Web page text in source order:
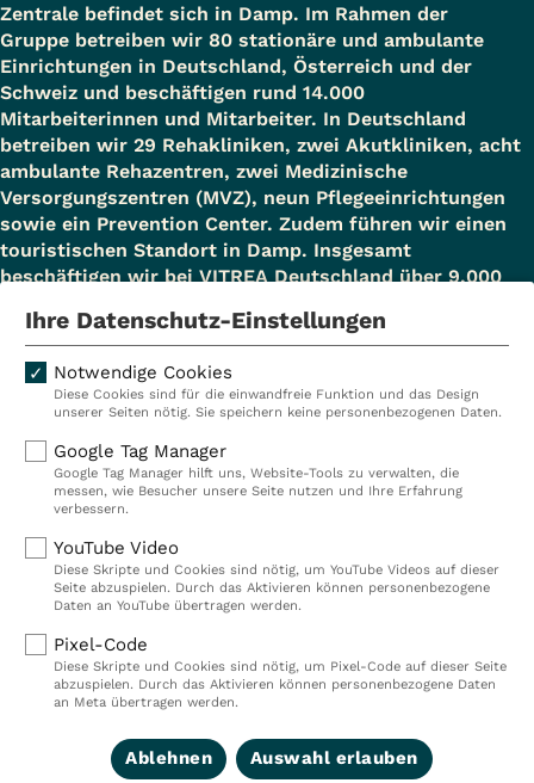
Zentrale befindet sich in Damp. Im Rahmen der
Gruppe betreiben wir 80 stationäre und ambulante
Einrichtungen in Deutschland, Österreich und der
Schweiz und beschäftigen rund 14.000
Mitarbeiterinnen und Mitarbeiter. In Deutschland
betreiben wir 29 Rehakliniken, zwei Akutkliniken, acht
ambulante Rehazentren, zwei Medizinische
Versorgungszentren (MVZ), neun Pflegeeinrichtungen
sowie ein Prevention Center. Zudem führen wir einen
touristischen Standort in Damp. Insgesamt
beschäftigen wir bei VITREA Deutschland über 9.000
Kliniken
Ambulant
Reha
Prävention
Karriere
VITREA Deutschland
IMPRESSUM
HINWEISGEBERSYSTEM
AUFSICHTSBEHÖRDEN
Ihre Datenschutz-Einstellungen
Notwendige Cookies
Diese Cookies sind für die einwandfreie Funktion und das Design
unserer Seiten nötig. Sie speichern keine personenbezogenen Daten.
Google Tag Manager
Google Tag Manager hilft uns, Website-Tools zu verwalten, die
messen, wie Besucher unsere Seite nutzen und Ihre Erfahrung
verbessern.
YouTube Video
Diese Skripte und Cookies sind nötig, um YouTube Videos auf dieser
Seite abzuspielen. Durch das Aktivieren können personenbezogene
Daten an YouTube übertragen werden.
Pixel-Code
Diese Skripte und Cookies sind nötig, um Pixel-Code auf dieser Seite
abzuspielen. Durch das Aktivieren können personenbezogene Daten
an Meta übertragen werden.
Ablehnen Auswahl erlauben